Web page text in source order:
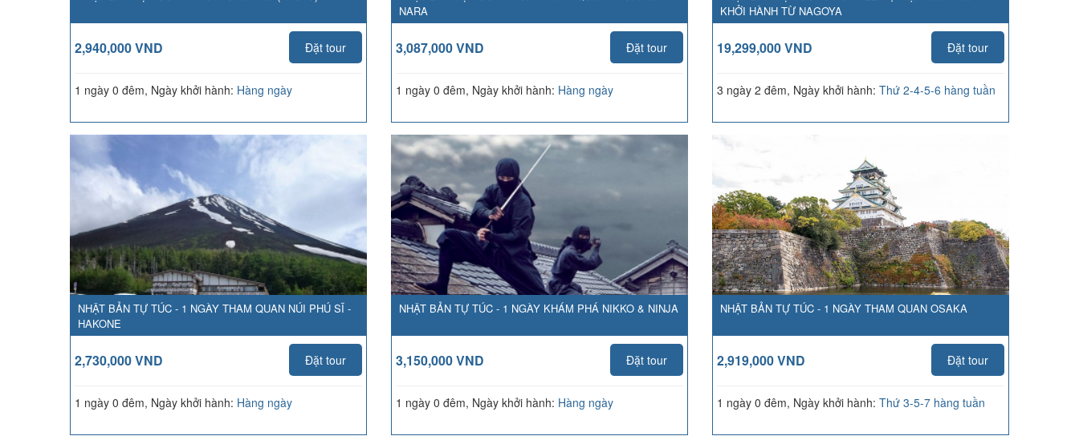
2,940,000 VND Đặt tour
1 ngày 0 đêm, Ngày khởi hành: Hàng ngày
NARA
3,087,000 VND Đặt tour
1 ngày 0 đêm, Ngày khởi hành: Hàng ngày
KHỞI HÀNH TỪ NAGOYA
19,299,000 VND Đặt tour
3 ngày 2 đêm, Ngày khởi hành: Thứ 2-4-5-6 hàng tuần
NHẬT BẢN TỰ TÚC - 1 NGÀY THAM QUAN NÚI PHÚ SĨ -
HAKONE
2,730,000 VND Đặt tour
1 ngày 0 đêm, Ngày khởi hành: Hàng ngày
NHẬT BẢN TỰ TÚC - 1 NGÀY KHÁM PHÁ NIKKO & NINJA
3,150,000 VND Đặt tour
1 ngày 0 đêm, Ngày khởi hành: Hàng ngày
NHẬT BẢN TỰ TÚC - 1 NGÀY THAM QUAN OSAKA
2,919,000 VND Đặt tour
1 ngày 0 đêm, Ngày khởi hành: Thứ 3-5-7 hàng tuần